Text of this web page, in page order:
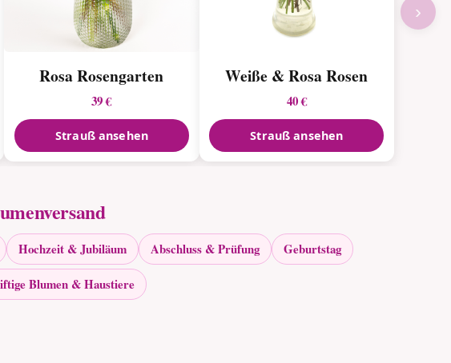
Rosa Rosengarten
39 €
Strauß ansehen
Weiße & Rosa Rosen
40 €
Strauß ansehen
›
Hochzeit & Jubiläum Abschluss & Prüfung Geburtstag
Blumen & Haustiere